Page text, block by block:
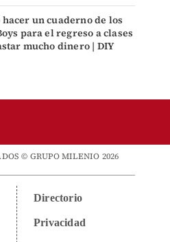
hacer un cuaderno de los
para el regreso a clases
mucho dinero | DIY
© GRUPO MILENIO 2026
Directorio
Privacidad